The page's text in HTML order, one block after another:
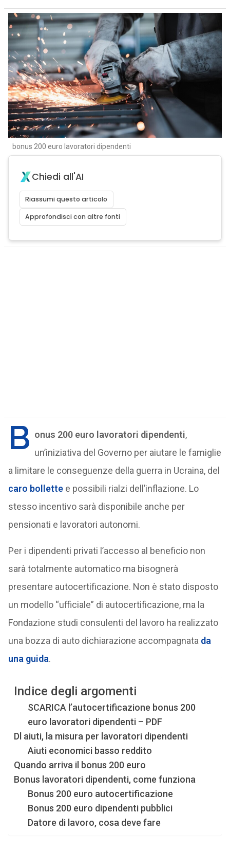
bonus 200 euro lavoratori dipendenti
Chiedi all'AI
Riassumi questo articolo
Approfondisci con altre fonti
B onus 200 euro lavoratori dipendenti,
un’iniziativa del Governo per aiutare le famiglie
a limitare le conseguenze della guerra in Ucraina, del
caro bollettee possibili rialzi dell’inflazione. Lo
stesso incentivo sarà disponibile anche per
pensionati e lavoratori autonomi.
Per i dipendenti privati l’accesso al beneficio non
sarà totalmente automatico ma bisognerà
presentare autocertificazione. Non è stato disposto
un modello “ufficiale” di autocertificazione, ma la
Fondazione studi consulenti del lavoro ha realizzato
una bozza di auto dichiarazione accompagnata da
una guida.
Indice degli argomenti
SCARICA l’autocertificazione bonus 200
euro lavoratori dipendenti – PDF
Dl aiuti, la misura per lavoratori dipendenti
Aiuti economici basso reddito
Quando arriva il bonus 200 euro
Bonus lavoratori dipendenti, come funziona
Bonus 200 euro autocertificazione
Bonus 200 euro dipendenti pubblici
Datore di lavoro, cosa deve fare